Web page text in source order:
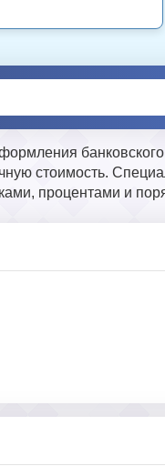
стоимость.
процентами и